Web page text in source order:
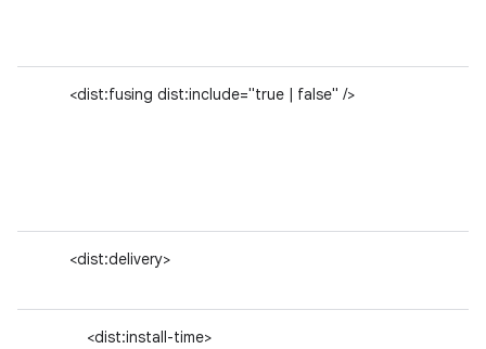
<dist:fusing dist:include="true | false" />
<dist:delivery>
<dist:install-time>